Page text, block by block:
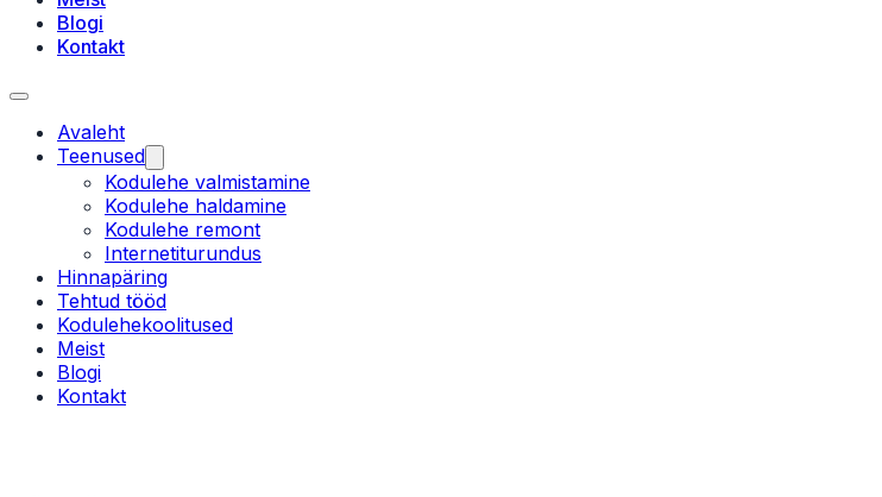
Blogi
Kontakt
Avaleht
Teenused
Kodulehe valmistamine
Kodulehe haldamine
Kodulehe remont
Internetiturundus
Hinnapäring
Tehtud tööd
Kodulehekoolitused
Meist
Blogi
Kontakt